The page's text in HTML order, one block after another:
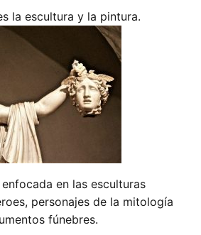
la escultura y la pintura.
en las esculturas
personajes de la mitología
fúnebres.